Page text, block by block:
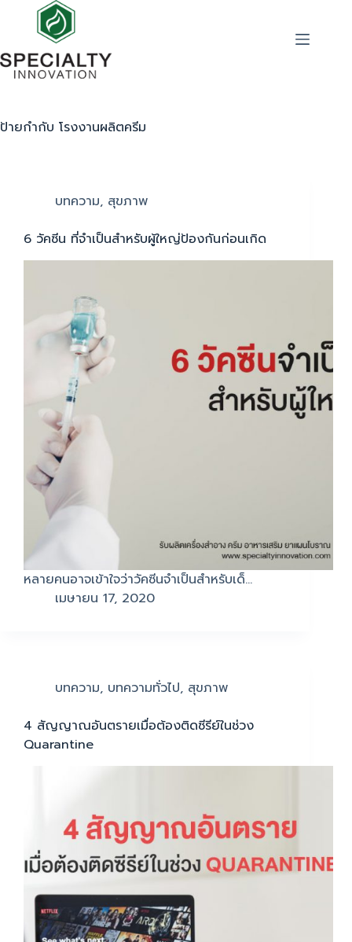
ป้ายกำกับ โรงงานผลิตครีม
บทความ, สุขภาพ
6 วัคซีน ที่จำเป็นสำหรับผู้ใหญ่ป้องกันก่อนเกิด
หลายคนอาจเข้าใจว่าวัคซีนจำเป็นสำหรับเด็…
เมษายน 17, 2020
บทความ, บทความทั่วไป, สุขภาพ
4 สัญญาณอันตรายเมื่อต้องติดซีรีย์ในช่วง
Quarantine